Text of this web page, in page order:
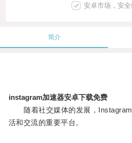
安卓市场，安
简介
instagram加速器安卓下载免费
随着社交媒体的发展，Instagram
活和交流的重要平台。